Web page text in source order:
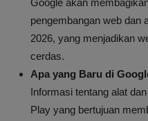
Google akan
pengembangan web dan
2026, yang menjadikan
cerdas.
Apa yang Baru di
Informasi tentang alat
Play yang bertujuan